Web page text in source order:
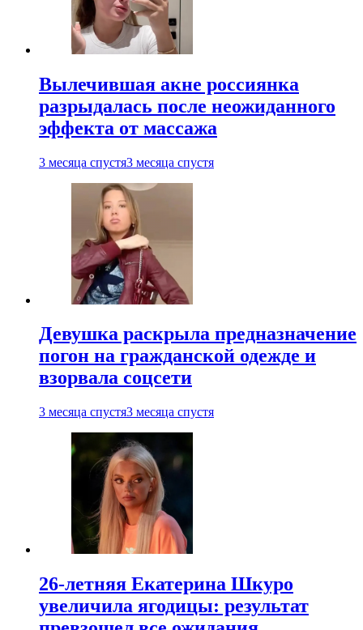
Вылечившая акне россиянка
разрыдалась после неожиданного
эффекта от массажа
3 месяца спустя3 месяца спустя
Девушка раскрыла предназначение
погон на гражданской одежде и
взорвала соцсети
3 месяца спустя3 месяца спустя
26-летняя Екатерина Шкуро
увеличила ягодицы: результат